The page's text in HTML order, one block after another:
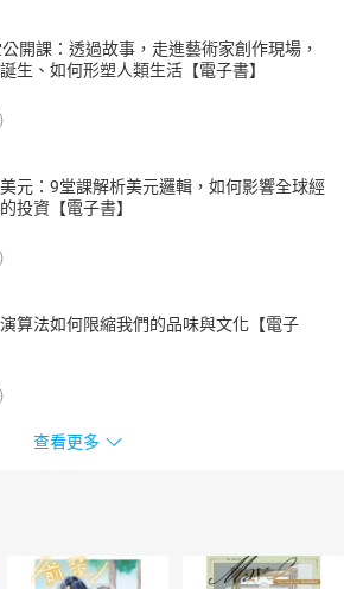
46號樓裡，究竟在進行何種瘋狂驚人的實
，又和男孩連環命案及船底女屍案有何牽
經驗豐富的犯罪側寫師，
做案痕跡的連環殺人魔，
、再也無法開口的屍體。
成功偵破謎團逮捕凶手歸案，還是連環殺
看上的下一個獵物？
薦年度必看燒腦神作】
。驚心動魄且直指人心。」──《地鐵報》
紐約書訊》（New York Journal of
足的閱讀經驗。」──《衛報》
的推理元素。緊張且戰慄十足的虐殺，膽
出之作。」──《蘭開夏郡晚報》
開課：透過故事，走進藝術家創作現場，
生、如何形塑人類生活【電子書】
元：9堂課解析美元邏輯，如何影響全球經
投資【電子書】
算法如何限縮我們的品味與文化【電子
查看更多